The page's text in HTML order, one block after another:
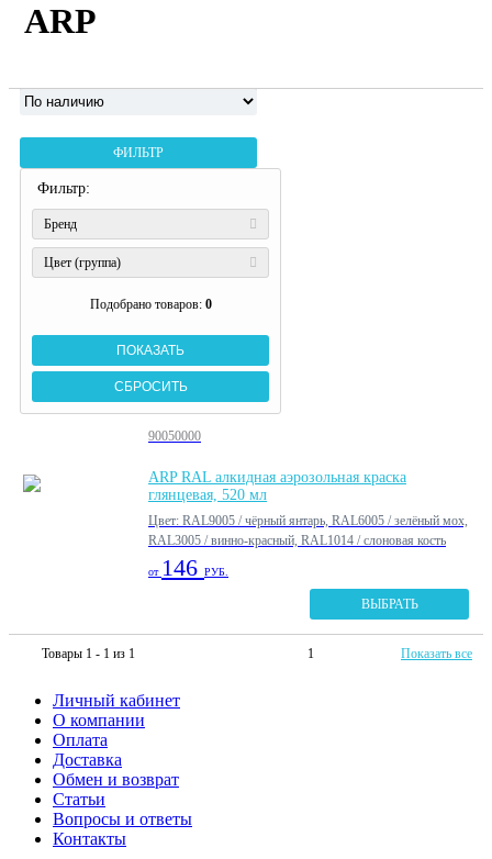
ARP
ФИЛЬТР
Фильтр:
Бренд
Цвет (группа)
Подобрано товаров: 0
90050000
ARP RAL алкидная аэрозольная краска
глянцевая, 520 мл
Цвет: RAL9005 / чёрный янтарь, RAL6005 / зелёный мох,
RAL3005 / винно-красный, RAL1014 / слоновая кость
от 146 РУБ.
ВЫБРАТЬ
Товары 1 - 1 из 1 1 Показать все
Личный кабинет
О компании
Оплата
Доставка
Обмен и возврат
Статьи
Вопросы и ответы
Контакты